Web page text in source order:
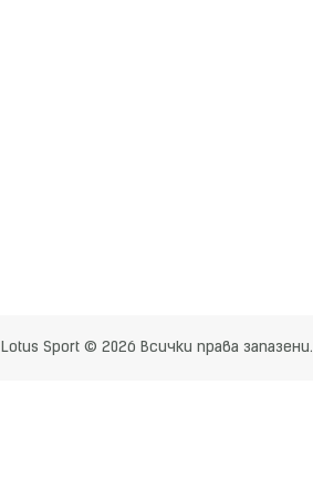
Lotus Sport © 2026 Всички права запазени.